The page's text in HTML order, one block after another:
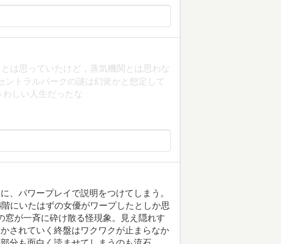
は思っていたけど，蒸気機関とは思わな
トラルパークの謎は幻覚かと想定して
しい人生だったな
、パワープレイで説明をつけてしまう。
にいたはずの女優がワープしたとしか思
窓が一斉に砕け散る怪現象。見え隠れす
されていく終盤はワクワクが止まらなか